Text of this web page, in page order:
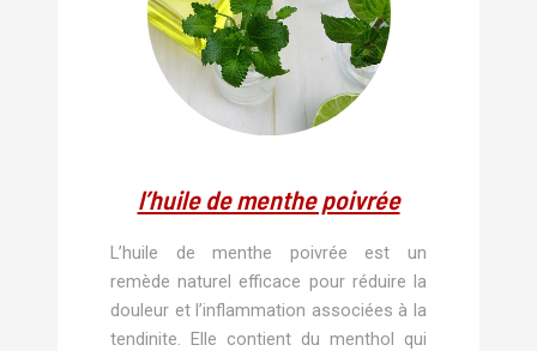
l’huile de menthe poivrée
L’huile de menthe poivrée est un
remède naturel efficace pour réduire la
douleur et l’inflammation associées à la
tendinite. Elle contient du menthol qui